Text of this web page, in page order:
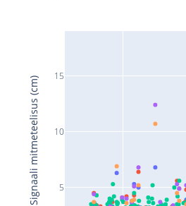
5
10
15
Signaali mitmeteelisus (cm)